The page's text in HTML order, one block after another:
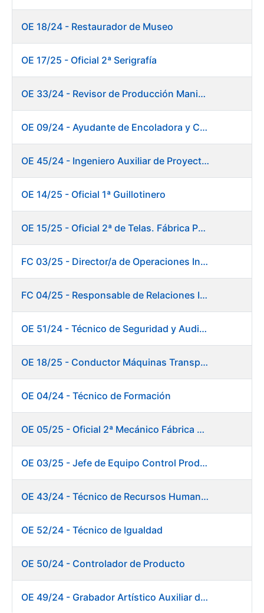
Mostrar/Ocultar
Mostrar/Ocultar
OE 18/24 - Restaurador de Museo
OE 17/25 - Oficial 2ª Serigrafía
OE 33/24 - Revisor de Producción Manipulado Timbre
OE 09/24 - Ayudante de Encoladora y Calandra Máquina de Papel
OE 45/24 - Ingeniero Auxiliar de Proyectos. Investigación y Desarrollo
OE 14/25 - Oficial 1ª Guillotinero
OE 15/25 - Oficial 2ª de Telas. Fábrica Papel
FC 03/25 - Director/a de Operaciones Industriales
FC 04/25 - Responsable de Relaciones Institucionales y Coordinación de Presidencia
OE 51/24 - Técnico de Seguridad y Auditoría Informática
OE 18/25 - Conductor Máquinas Transportadoras Elevadoras. Fábrica Papel
OE 04/24 - Técnico de Formación
OE 05/25 - Oficial 2ª Mecánico Fábrica Papel
OE 03/25 - Jefe de Equipo Control Productivo. Fábrica Papel
OE 43/24 - Técnico de Recursos Humanos
OE 52/24 - Técnico de Igualdad
OE 50/24 - Controlador de Producto
OE 49/24 - Grabador Artístico Auxiliar de Originales